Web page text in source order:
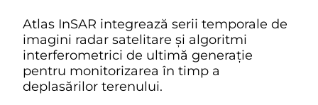
Atlas InSAR integrează serii temporale de
imagini radar satelitare și algoritmi
interferometrici de ultimă generație
pentru monitorizarea în timp a
deplasărilor terenului.